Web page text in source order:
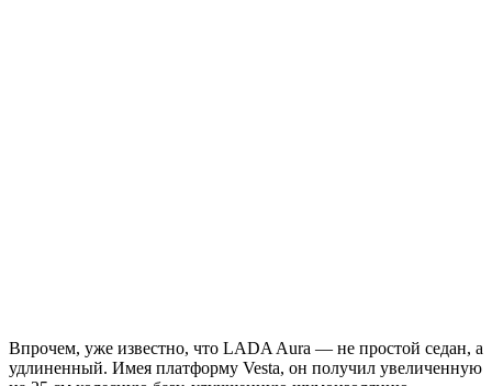
Впрочем, уже известно, что LADA Aura — не простой седан, а
удлиненный. Имея платформу Vesta, он получил увеличенную